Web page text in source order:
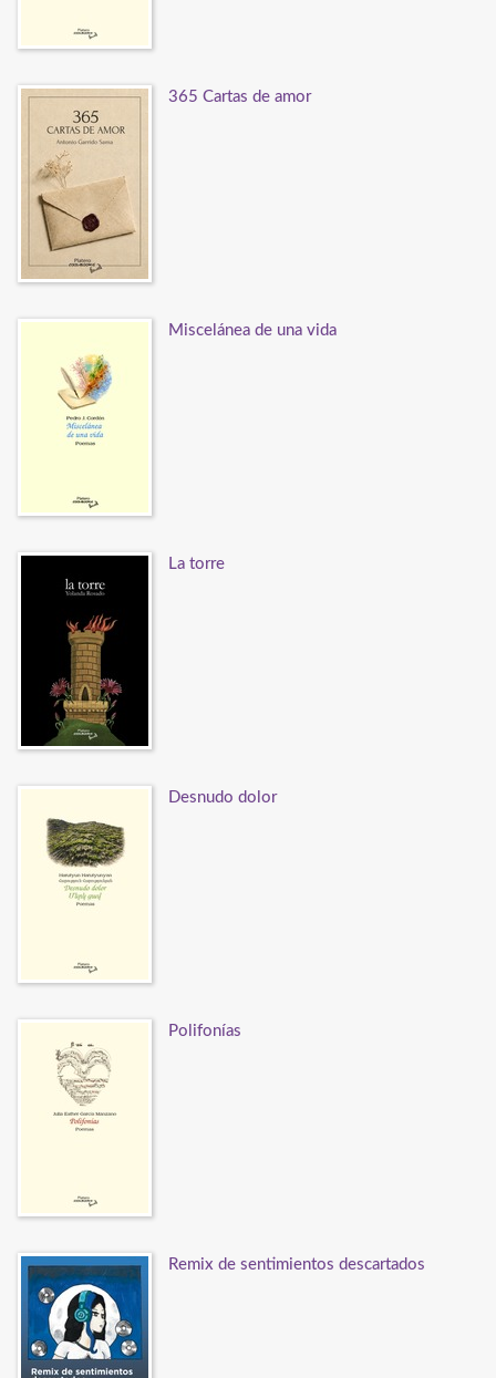
365 Cartas de amor
Miscelánea de una vida
La torre
Desnudo dolor
Polifonías
Remix de sentimientos descartados